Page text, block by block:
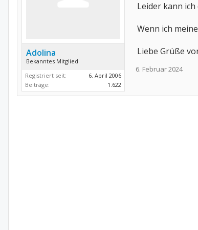
Adolina
Bekanntes Mitglied
Registriert seit:
6. April 2006
Beiträge:
1.622
Leider kann
Wenn ich
Liebe Grüße
6. Februar 2024